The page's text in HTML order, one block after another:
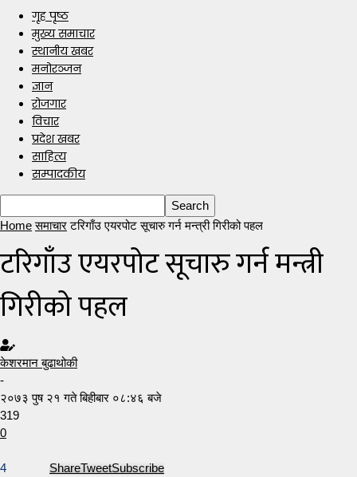
गृह पृष्ठ
मुख्य समाचार
स्थानीय खबर
मनोरञ्जन
ज्ञान
रोजगार
विचार
प्रदेश खबर
साहित्य
सम्पादकीय
Home समाचार टरिगाँउ एयरपोट सूचारु गर्न मन्त्री गिरीको पहल
टरिगाँउ एयरपोट सूचारु गर्न मन्त्री
गिरीको पहल
केशरमान बुढाथोकी
-
२०७३ पुष २१ गते बिहीबार ०८:४६ बजे
319
0
4
ShareTweetSubscribe